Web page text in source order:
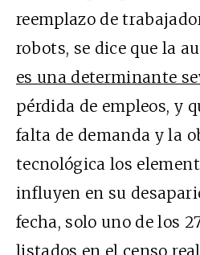
reemplazo de
robots, se dice que la
es una determinante
pérdida de empleos, y
falta de demanda y la
tecnológica los
influyen en su
fecha, solo uno de los
listados en el censo